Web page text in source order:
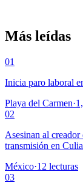
Más leídas
01
Inicia paro laboral
Playa del Carmen·
02
Asesinan al
transmisión en
México·12 lecturas
03